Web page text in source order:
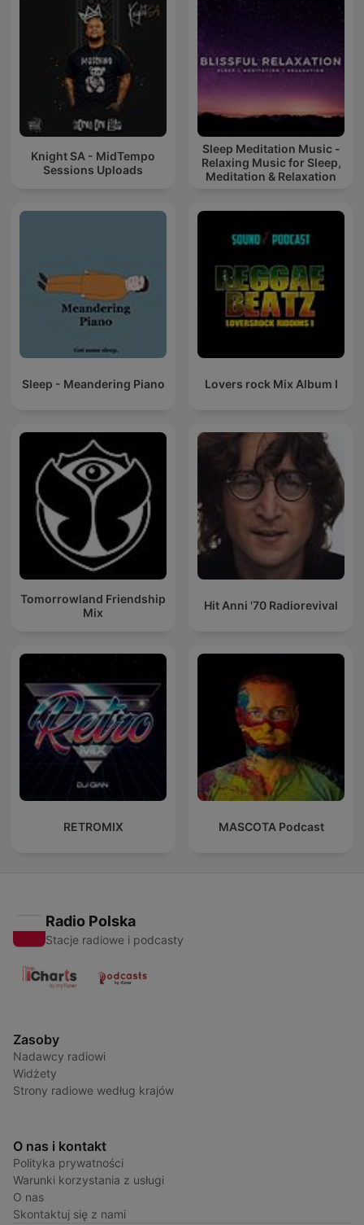
Knight SA - MidTempo
Sessions Uploads
Sleep Meditation Music -
Relaxing Music for Sleep,
Meditation & Relaxation
Sleep - Meandering Piano Lovers rock Mix Album I
Tomorrowland Friendship
Mix
Hit Anni '70 Radiorevival
RETROMIX MASCOTA Podcast
Radio Polska
Stacje radiowe i podcasty
Zasoby
Nadawcy radiowi
Widżety
Strony radiowe według krajów
O nas i kontakt
Polityka prywatności
Warunki korzystania z usługi
O nas
Skontaktuj się z nami